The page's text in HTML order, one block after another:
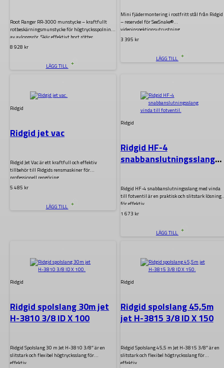
Root Ranger RR‑3000 munstycke – kraftfullt
rotbeskärningsmunstycke för högtrycksspolning
av avloppsrör. Skär effektivt bort rötter,…
8 928 kr
LÄGG TILL
Mini fjädermontering i rostfritt stål från Ridgid
– reservdel för SeeSnake®
videoinspektionsutrustning.
3 395 kr
LÄGG TILL
Ridgid
Ridgid jet vac
Ridgid Jet Vac är ett kraftfull och effektiv
tillbehör till Ridgids rensmaskiner för
professionell rengöring…
5 485 kr
LÄGG TILL
Ridgid
Ridgid HF-4
snabbanslutningsslang
Ridgid HF-4 snabbanslutningsslang med vinda
till fotventil är en praktisk och slitstark lösning
för effektiv…
1 673 kr
LÄGG TILL
Ridgid
Ridgid spolslang 30m jet
H-3810 3/8 ID X 100
Ridgid Spolslang 30 m Jet H-3810 3/8″ är en
slitstark och flexibel högtrycksslang för
effektiv…
Ridgid
Ridgid spolslang 45,5m
jet H-3815 3/8 ID X 150
Ridgid Spolslang 45,5 m Jet H-3815 3/8″ är en
slitstark och flexibel högtrycksslang för
effektiv…